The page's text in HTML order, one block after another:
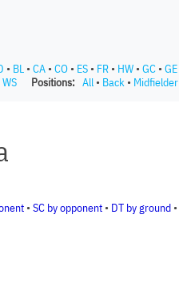
• BL • CA • CO • ES • FR • HW • GC • GE
WS Positions: All • Back • Midfielder